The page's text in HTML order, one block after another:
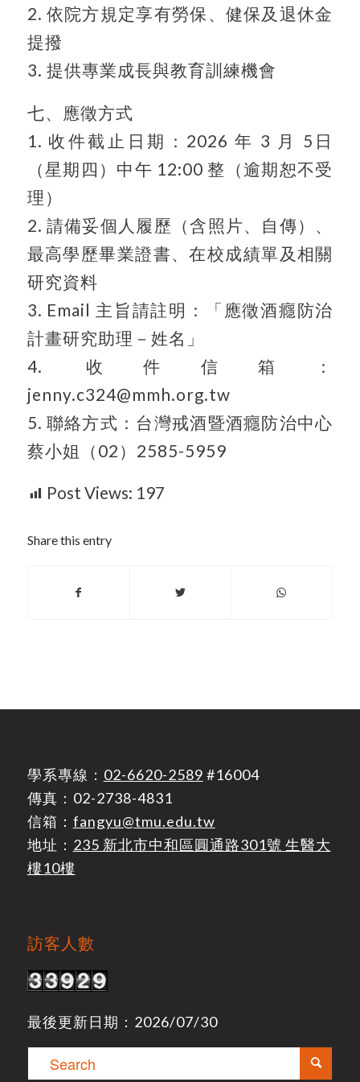
2. 依院方規定享有勞保、健保及退休金
提撥
3. 提供專業成長與教育訓練機會
七、應徵方式
1. 收件截止日期：2026 年 3 月 5日
（星期四）中午 12:00 整（逾期恕不受
理）
2. 請備妥個人履歷（含照片、自傳）、
最高學歷畢業證書、在校成績單及相關
研究資料
3. Email 主旨請註明：「應徵酒癮防治
計畫研究助理－姓名」
4. 收件信箱：
jenny.c324@mmh.org.tw
5. 聯絡方式：台灣戒酒暨酒癮防治中心
蔡小姐（02）2585-5959
Post Views: 197
Share this entry
學系專線： 02-6620-2589 #16004
傳真：02-2738-4831
信箱： fangyu@tmu.edu.tw
地址： 235 新北市中和區圓通路301號 生醫大
樓10樓
訪客人數
最後更新日期：2026/07/30